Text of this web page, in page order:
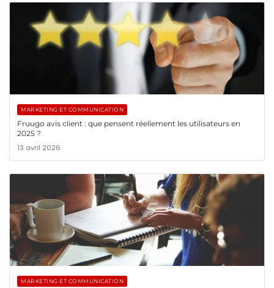
MARKETING ET COMMUNICATION
Fruugo avis client : que pensent réellement les utilisateurs en
2025 ?
13 avril 2026
MARKETING ET COMMUNICATION